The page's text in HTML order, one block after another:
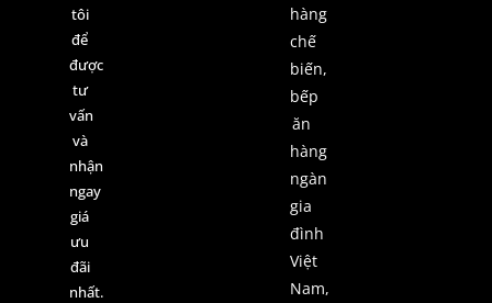
tôi
để
được
tư
vấn
và
nhận
ngay
giá
ưu
đãi
nhất.
hàng
chế
biến,
bếp
ăn
hàng
ngàn
gia
đình
Việt
Nam,